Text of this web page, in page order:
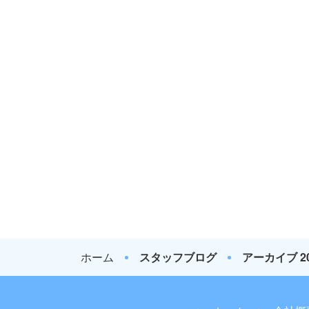
ホーム スタッフブログ アーカイブ